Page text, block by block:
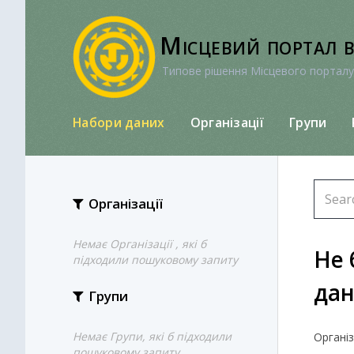
Місцевий портал
Типове рішення Місцевого
Набори даних Організації Групи
Організації
Немає Організації , які б
підходили пошуковому запиту
Групи
Немає Групи, які б підходили
Не